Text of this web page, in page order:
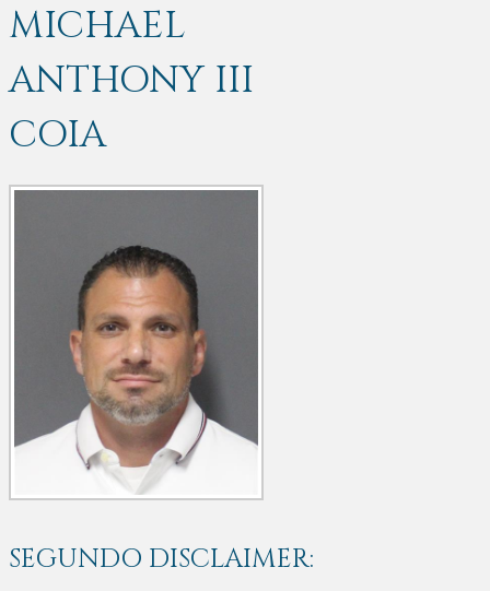
MICHAEL
ANTHONY III
COIA
SEGUNDO DISCLAIMER: